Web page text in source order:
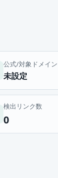
公式/対象ドメイン
未設定
検出リンク数
0